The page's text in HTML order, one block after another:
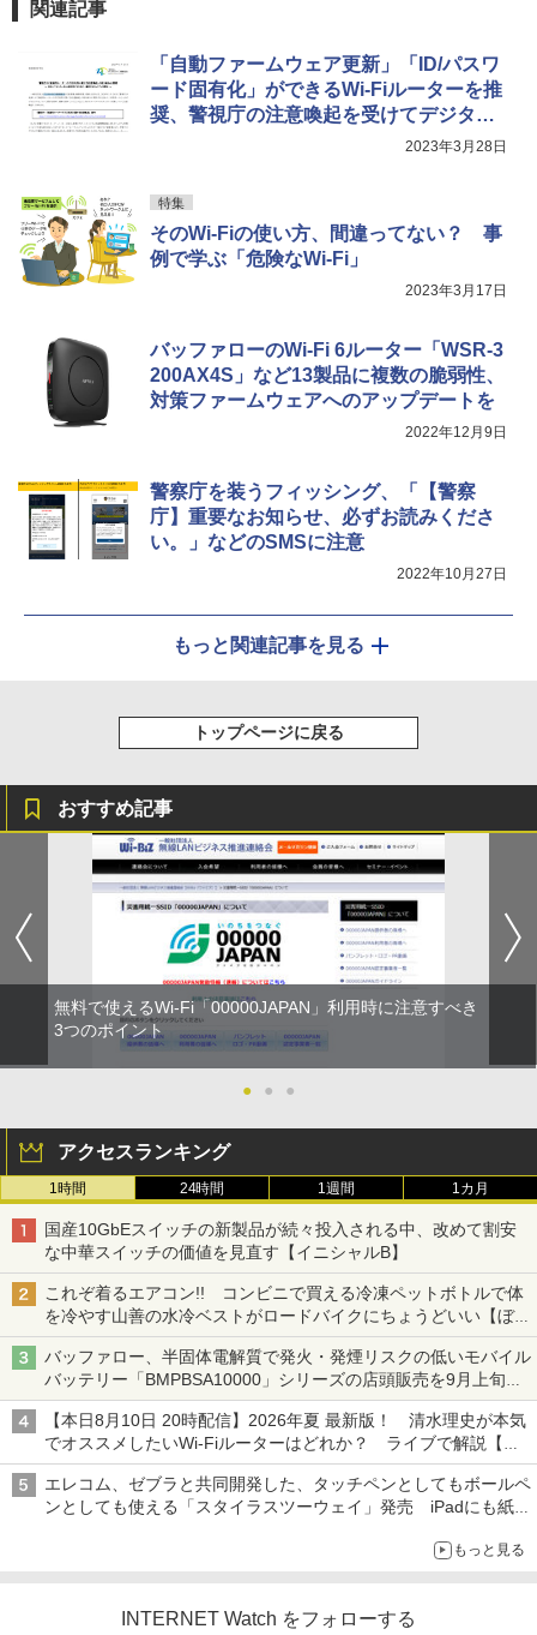
関連記事
「自動ファームウェア更新」「ID/パスワ
ード固有化」ができるWi-Fiルーターを推
奨、警視庁の注意喚起を受けてデジタル
2023年3月28日
特集
そのWi-Fiの使い方、間違ってない？ 事
例で学ぶ「危険なWi-Fi」
2023年3月17日
バッファローのWi-Fi 6ルーター「WSR-3
200AX4S」など13製品に複数の脆弱性、
対策ファームウェアへのアップデートを
2022年12月9日
警察庁を装うフィッシング、「【警察
庁】重要なお知らせ、必ずお読みくださ
い。」などのSMSに注意
2022年10月27日
もっと関連記事を見る
トップページに戻る
おすすめ記事
無料で使えるWi-Fi「00000JAPAN」利用時に注意すべき
3つのポイント
● ● ●
アクセスランキング
1時間 24時間 1週間 1カ月
国産10GbEスイッチの新製品が続々投入される中、改めて割安
な中華スイッチの価値を見直す【イニシャルB】
これぞ着るエアコン!! コンビニで買える冷凍ペットボトルで体
を冷やす山善の水冷ベストがロードバイクにちょうどいい【ぼっ
ち・ざ・ろーど！その14】【空いた時間でなにしてる？】
バッファロー、半固体電解質で発火・発煙リスクの低いモバイル
バッテリー「BMPBSA10000」シリーズの店頭販売を9月上旬に
開始
【本日8月10日 20時配信】2026年夏 最新版！ 清水理史が本気
でオススメしたいWi-Fiルーターはどれか？ ライブで解説【清
水理史の「イニシャルB」チャンネル】
エレコム、ゼブラと共同開発した、タッチペンとしてもボールペ
ンとしても使える「スタイラスツーウェイ」発売 iPadにも紙に
もっと見る
INTERNET Watch をフォローする